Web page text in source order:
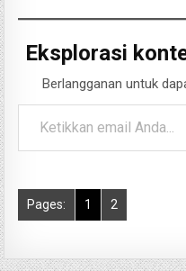
Eksplorasi
Berlangganan untuk
Ketikkan email Anda...
Pages: 1 2